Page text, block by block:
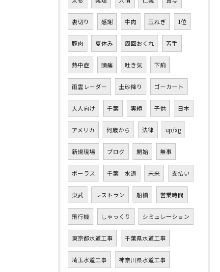
裏切り 感謝 牛肉 玉ねぎ 1位
豚肉 夏休み 周回おくれ 苦手
熱中症 頭痛 吐き気 下痢
雨雲レーダー 土砂降り ゴーカート
大人向け 千葉 実績 子供 日本
アメリカ 何歳から 法律 up/xg
新規現場 ブログ 開始 無事
ポーラス 千葉 水道 未来 支払い
東武 レストラン 船橋 営業時間
飛行機 しゃっくり シミュレーション
東京都水道工事 千葉県水道工事
埼玉水道工事 神奈川県水道工事